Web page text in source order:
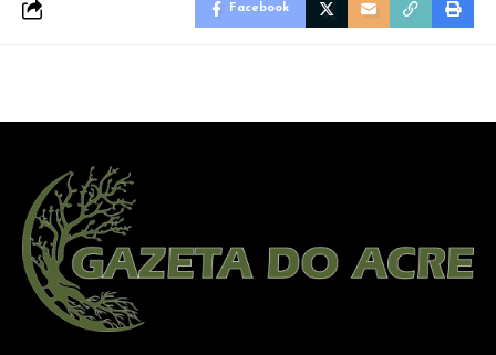
Facebook